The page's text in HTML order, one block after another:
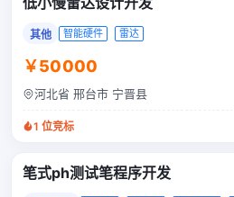
其他 智能硬件 雷达
￥50000
河北省 邢台市 宁晋县
1 位竞标
笔式ph测试笔程序开发